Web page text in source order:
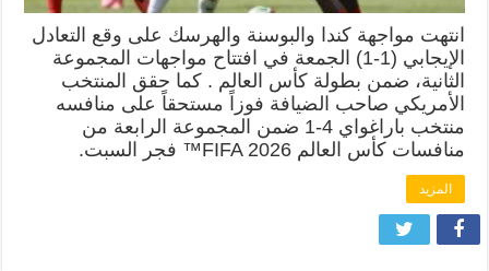
انتهت مواجهة كندا والبوسنة والهرسك على وقع التعادل
الإيجابي (1-1) الجمعة في افتتاح مواجهات المجموعة
الثانية، ضمن بطولة كأس العالم . كما حقق المنتخب
الأمريكي صاحب الضيافة فوزاً مستحقاً على منافسه
منتخب باراغواي 4-1 ضمن المجموعة الرابعة من
منافسات كأس العالم FIFA 2026™ فجر السبت.
المزيد